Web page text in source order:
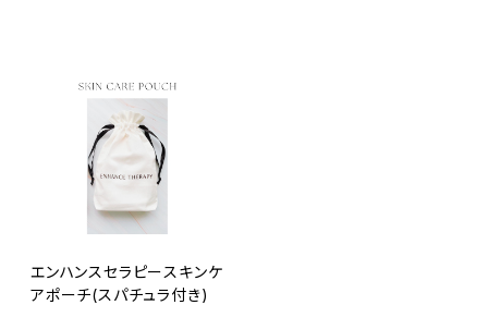
エンハンスセラピースキンケ
アポーチ(スパチュラ付き)